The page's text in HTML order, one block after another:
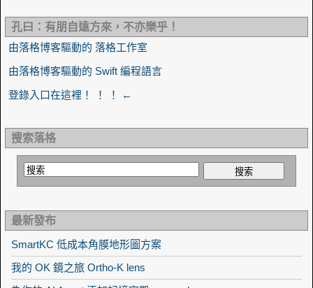
孔曰：有朋自遠方來，不亦樂乎！
由落格博客驅動的 落格工作室
由落格博客驅動的 Swift 編程語言
登錄入口在這裡！ ！ ！ ←
搜索落格
最新發布
SmartKC 低成本角膜地形圖方案
我的 OK 鏡之旅 Ortho-K lens